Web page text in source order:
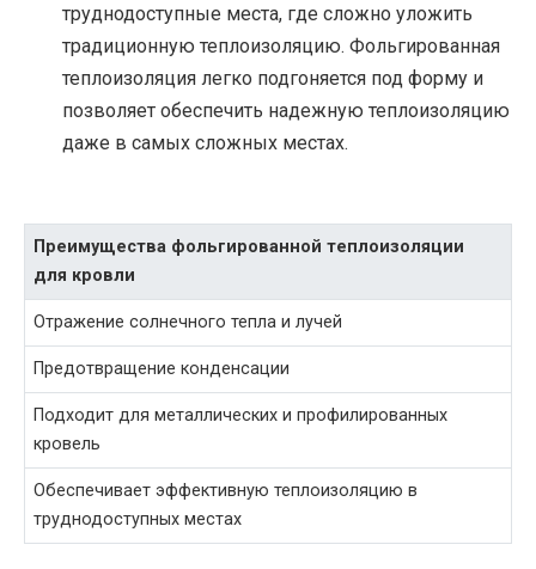
труднодоступные места, где сложно уложить
традиционную теплоизоляцию. Фольгированная
теплоизоляция легко подгоняется под форму и
позволяет обеспечить надежную теплоизоляцию
даже в самых сложных местах.
Преимущества фольгированной теплоизоляции
для кровли
Отражение солнечного тепла и лучей
Предотвращение конденсации
Подходит для металлических и профилированных
кровель
Обеспечивает эффективную теплоизоляцию в
труднодоступных местах